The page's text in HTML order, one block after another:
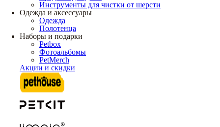
Инструменты для чистки от шерсти
Одежда и аксессуары
Одежда
Полотенца
Наборы и подарки
Petbox
Фотоальбомы
PetMerch
Акции и скидки